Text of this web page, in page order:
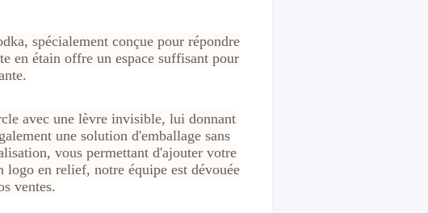
spécialement conçue pour répondre
en étain offre un espace suffisant pour
avec une lèvre invisible, lui donnant
une solution d'emballage sans
vous permettant d'ajouter votre
logo en relief, notre équipe est dévouée
ventes.